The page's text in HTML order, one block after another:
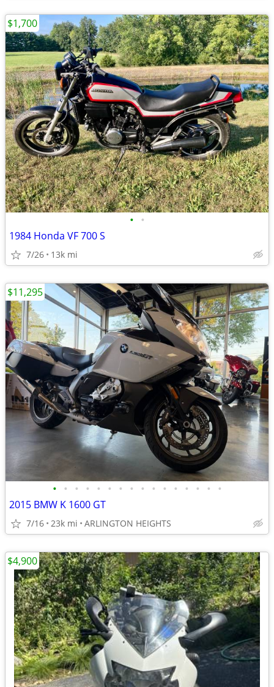
• •
1984 Honda VF 700 S
7/26 13k mi
$1,700
• • • • • • • • • • • • • • • •
2015 BMW K 1600 GT
7/16 23k mi ARLINGTON HEIGHTS
$11,295
$4,900